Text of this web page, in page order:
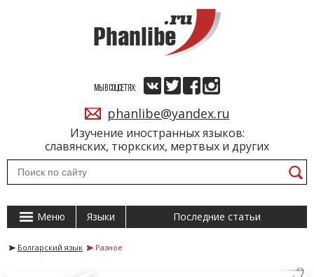
Изучение иностранных языков:
славянских, тюркских, мертвых и других
МЫ В СОЦСЕТЯХ:
phanlibe@yandex.ru
Меню Языки Последние статьи
Болгарский язык Разное